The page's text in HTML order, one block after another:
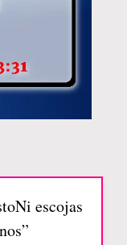
escojas